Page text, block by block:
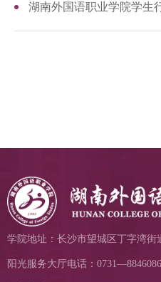
湖南外国语职业学院学生
学院地址：长沙市望城区丁字湾街
阳光服务大厅电话：